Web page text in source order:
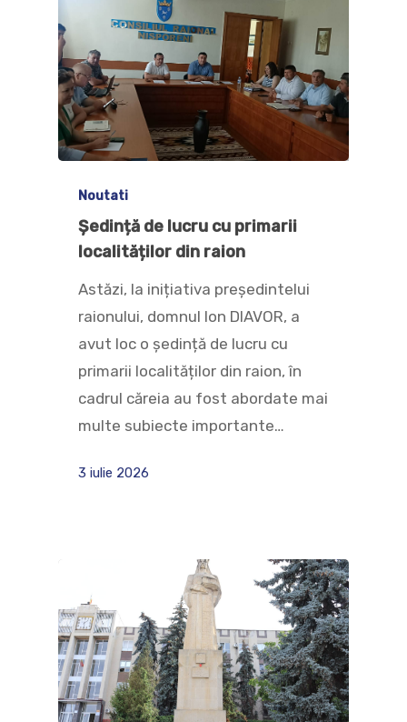
Noutati
Ședință de lucru cu primarii
localităților din raion
Astăzi, la inițiativa președintelui
raionului, domnul Ion DIAVOR, a
avut loc o ședință de lucru cu
primarii localităților din raion, în
cadrul căreia au fost abordate mai
multe subiecte importante…
3 iulie 2026